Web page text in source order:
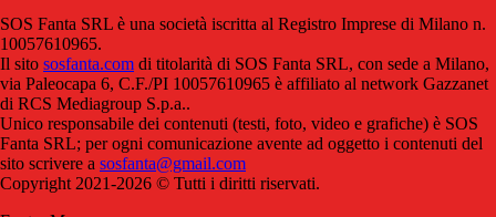
SOS Fanta SRL è una società iscritta al Registro Imprese di Milano n.
10057610965.
Il sito sosfanta.com di titolarità di SOS Fanta SRL, con sede a Milano,
via Paleocapa 6, C.F./PI 10057610965 è affiliato al network Gazzanet
di RCS Mediagroup S.p.a..
Unico responsabile dei contenuti (testi, foto, video e grafiche) è SOS
Fanta SRL; per ogni comunicazione avente ad oggetto i contenuti del
sito scrivere a sosfanta@gmail.com
Copyright 2021-2026 © Tutti i diritti riservati.